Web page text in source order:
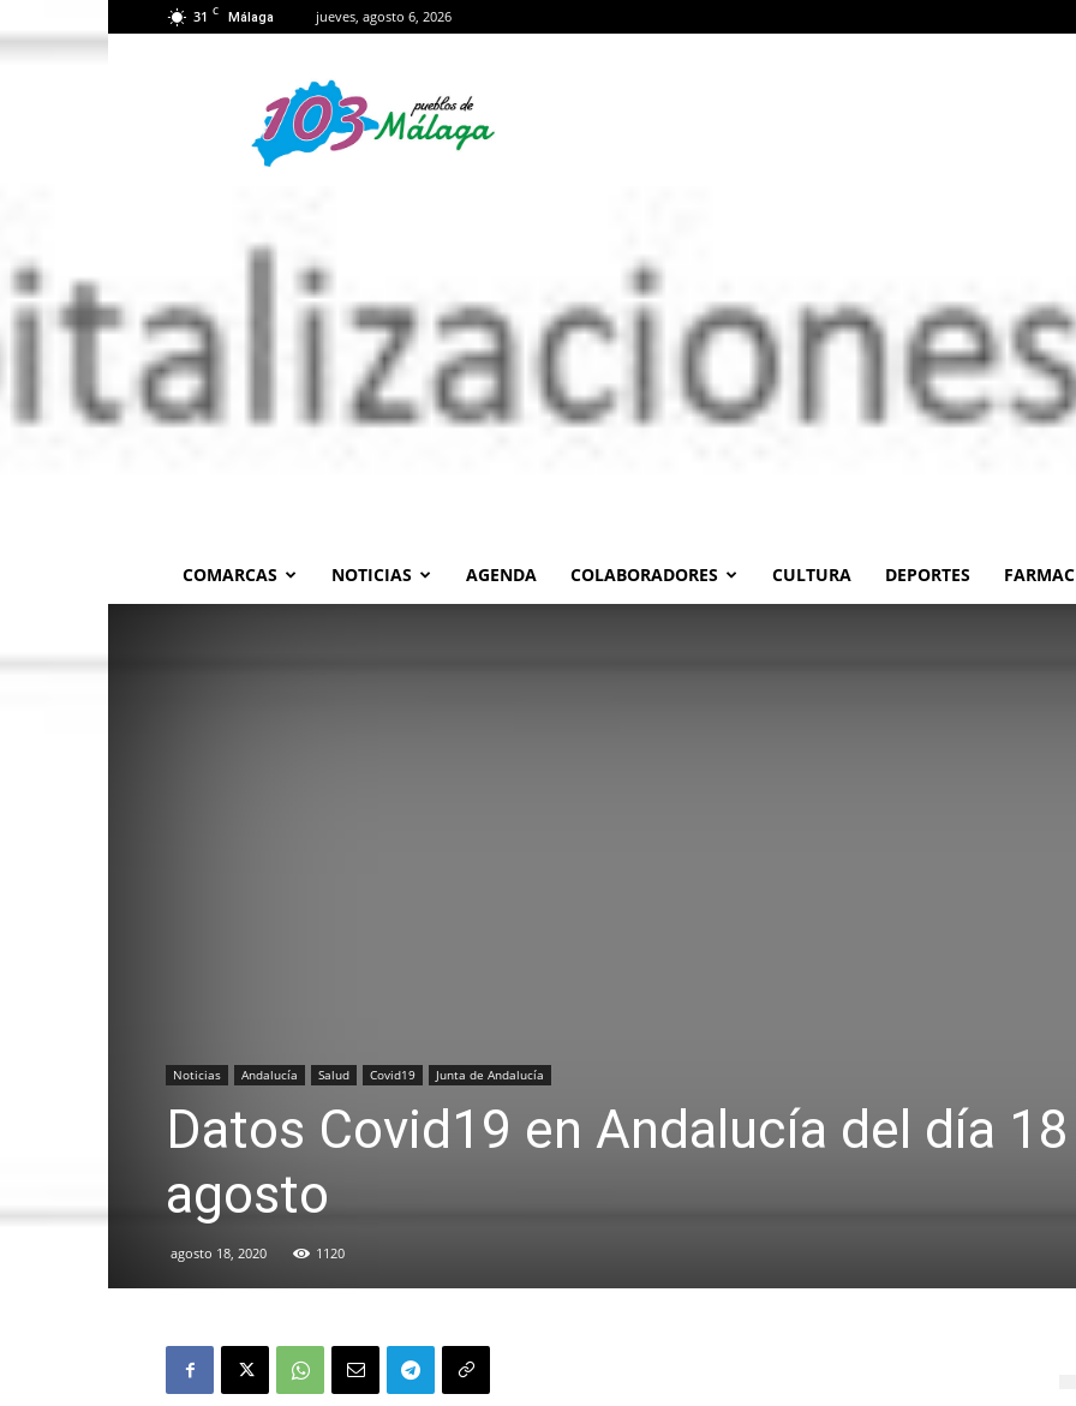
31 C Málaga jueves, agosto 6, 2026
Málaga
COMARCAS NOTICIAS AGENDA COLABORADORES CULTURA DEPORTES
Noticias Andalucía Salud Covid19 Junta de Andalucía
Datos Covid19 en Andalucía del día
agosto
agosto 18, 2020 1120